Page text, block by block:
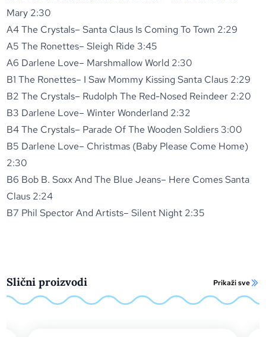
Mary 2:30
A4 The Crystals– Santa Claus Is Coming To Town 2:29
A5 The Ronettes– Sleigh Ride 3:45
A6 Darlene Love– Marshmallow World 2:30
B1 The Ronettes– I Saw Mommy Kissing Santa Claus 2:29
B2 The Crystals– Rudolph The Red-Nosed Reindeer 2:20
B3 Darlene Love– Winter Wonderland 2:32
B4 The Crystals– Parade Of The Wooden Soldiers 3:00
B5 Darlene Love– Christmas (Baby Please Come Home)
2:30
B6 Bob B. Soxx And The Blue Jeans– Here Comes Santa
Claus 2:24
B7 Phil Spector And Artists– Silent Night 2:35
Slični proizvodi Prikaži sve